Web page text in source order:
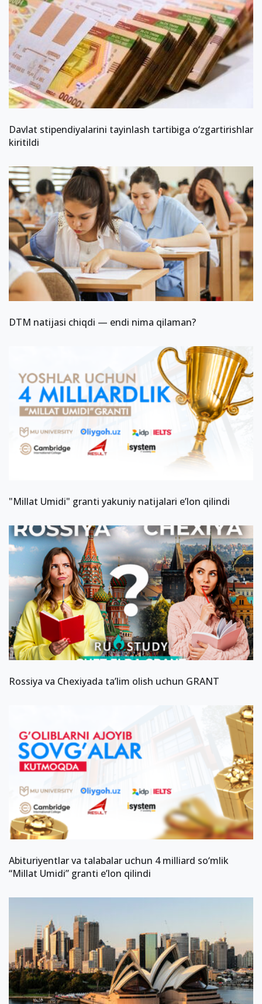
Davlat stipendiyalarini tayinlash tartibiga o‘zgartirishlar
kiritildi
DTM natijasi chiqdi — endi nima qilaman?
"Millat Umidi" granti yakuniy natijalari e’lon qilindi
Rossiya va Chexiyada ta’lim olish uchun GRANT
Abituriyentlar va talabalar uchun 4 milliard so‘mlik
“Millat Umidi” granti eʼlon qilindi